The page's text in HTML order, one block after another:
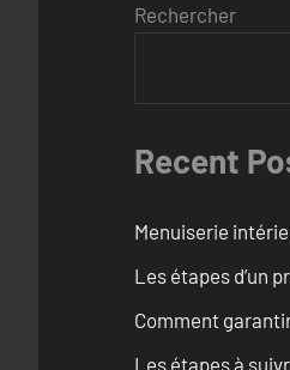
Rechercher
Recent
Menuiserie
Les étapes d’un
Comment
Les étapes à